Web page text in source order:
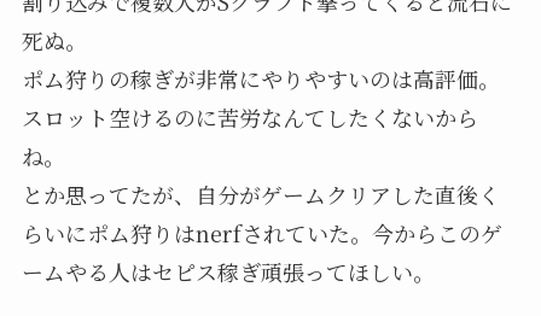
死ぬ。
ポム狩りの稼ぎが非常にやりやすいのは高評価。
スロット空けるのに苦労なんてしたくないから
ね。
とか思ってたが、自分がゲームクリアした直後く
らいにポム狩りはnerfされていた。今からこのゲ
ームやる人はセピス稼ぎ頑張ってほしい。